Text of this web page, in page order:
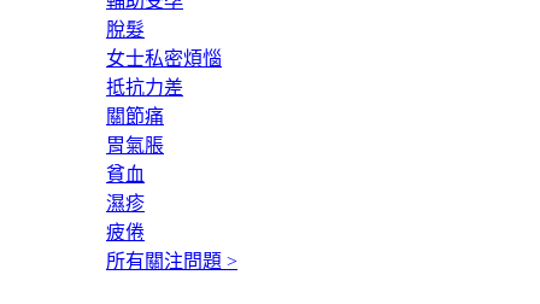
脫髮
女士私密煩惱
抵抗力差
關節痛
胃氣脹
貧血
濕疹
疲倦
所有關注問題 >